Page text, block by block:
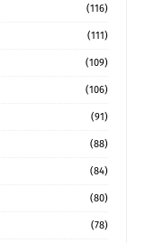
(116)
(111)
(109)
(106)
(91)
(88)
(84)
(80)
(78)